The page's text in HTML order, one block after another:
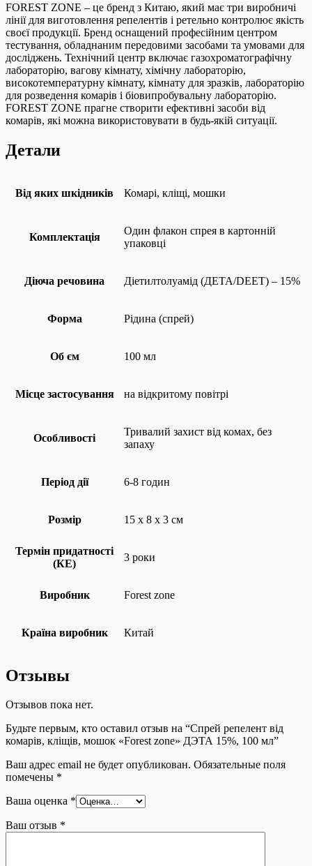
FOREST ZONE – це бренд з Китаю, який має три виробничі
лінії для виготовлення репелентів і ретельно контролює якість
своєї продукції. Бренд оснащений професійним центром
тестування, обладнаним передовими засобами та умовами для
досліджень. Технічний центр включає газохроматографічну
лабораторію, вагову кімнату, хімічну лабораторію,
високотемпературну кімнату, кімнату для зразків, лабораторію
для розведення комарів і біовипробувальну лабораторію.
FOREST ZONE прагне створити ефективні засоби від
комарів, які можна використовувати в будь-якій ситуації.
Детали
Від яких шкідників Комарі, кліщі, мошки
Комплектація
Один флакон спрея в картонній
упаковці
Діюча речовина Діетилтолуамід (ДЕТА/DEET) – 15%
Форма Рідина (спрей)
Об єм 100 мл
Місце застосування на відкритому повітрі
Особливості
Тривалий захист від комах, без
запаху
Період дії 6-8 годин
Розмір 15 х 8 х 3 см
Термін придатності
(КЕ)
3 роки
Виробник Forest zone
Країна виробник Китай
Отзывы
Отзывов пока нет.
Будьте первым, кто оставил отзыв на “Спрей репелент від
комарів, кліщів, мошок «Forest zone» ДЭТА 15%, 100 мл”
Ваш адрес email не будет опубликован. Обязательные поля
помечены *
Ваша оценка *
Ваш отзыв *